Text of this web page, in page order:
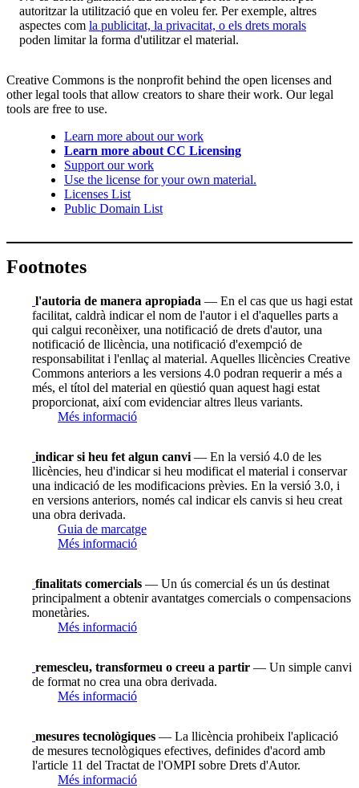
autoritzar la utilització que en voleu fer. Per exemple, altres
aspectes com la publicitat, la privacitat, o els drets morals
poden limitar la forma d'utilitzar el material.
Creative Commons is the nonprofit behind the open licenses and
other legal tools that allow creators to share their work. Our legal
tools are free to use.
Learn more about our work
Learn more about CC Licensing
Support our work
Use the license for your own material.
Licenses List
Public Domain List
Footnotes
l'autoria de manera apropiada — En el cas que us hagi estat
facilitat, caldrà indicar el nom de l'autor i el d'aquelles parts a
qui calgui reconèixer, una notificació de drets d'autor, una
notificació de llicència, una notificació d'exempció de
responsabilitat i l'enllaç al material. Aquelles llicències Creative
Commons anteriors a les versions 4.0 podran requerir a més a
més, el títol del material en qüestió quan aquest hagi estat
proporcionat, així com evidenciar altres lleus variants.
Més informació
indicar si heu fet algun canvi — En la versió 4.0 de les
llicències, heu d'indicar si heu modificat el material i conservar
una indicació de les modificacions prèvies. En la versió 3.0, i
en versions anteriors, només cal indicar els canvis si heu creat
una obra derivada.
Guia de marcatge
Més informació
finalitats comercials — Un ús comercial és un ús destinat
principalment a obtenir avantatges comercials o compensacions
monetàries.
Més informació
remescleu, transformeu o creeu a partir — Un simple canvi
de format no crea una obra derivada.
Més informació
mesures tecnològiques — La llicència prohibeix l'aplicació
de mesures tecnològiques efectives, definides d'acord amb
l'article 11 del Tractat de l'OMPI sobre Drets d'Autor.
Més informació